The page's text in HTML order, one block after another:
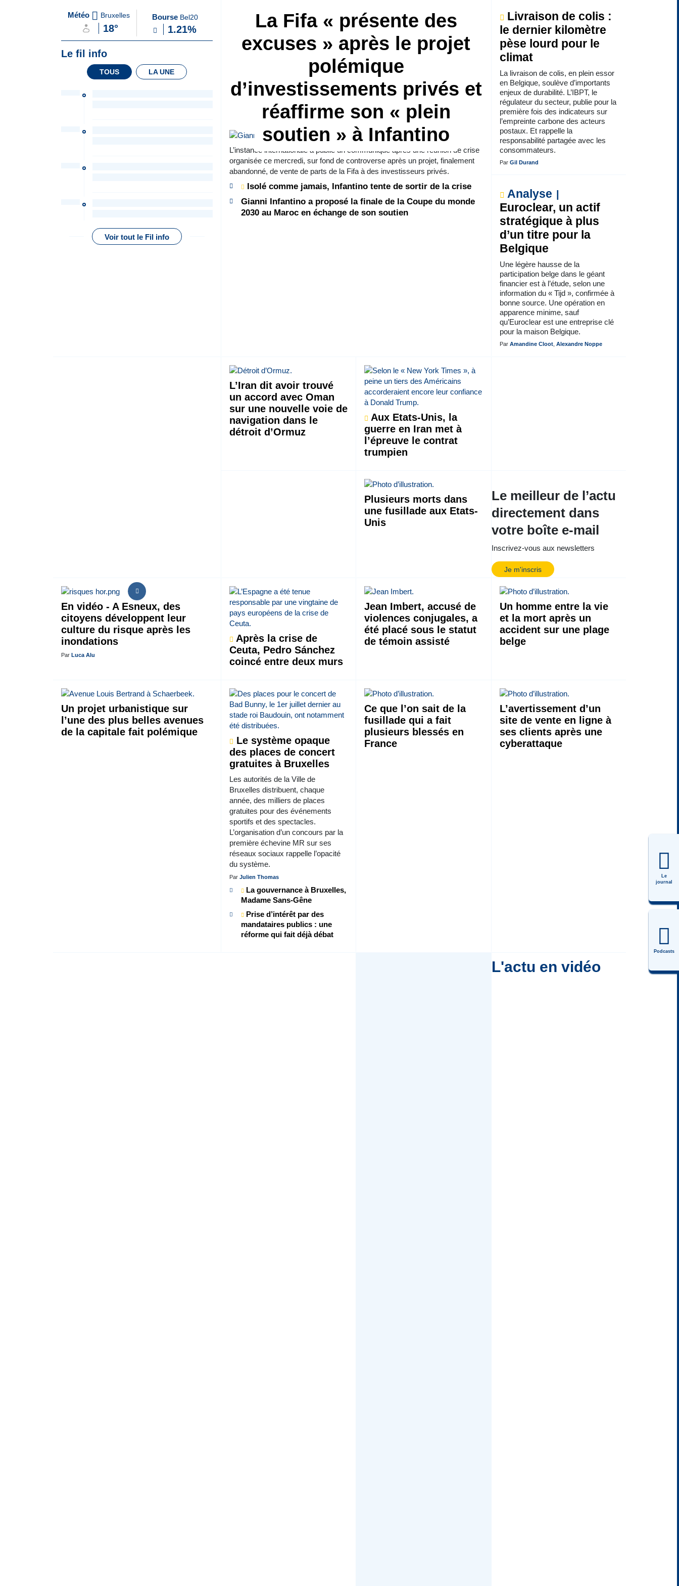
Le
journal
Podcasts
du Soir
Une
La Fifa « présente des
excuses » après le projet
polémique
d’investissements privés et
réaffirme son « plein
soutien » à Infantino
L’instance internationale a publié un communiqué après une réunion de crise
organisée ce mercredi, sur fond de controverse après un projet, finalement
abandonné, de vente de parts de la Fifa à des investisseurs privés.
Isolé comme jamais, Infantino tente de sortir de la crise
Gianni Infantino a proposé la finale de la Coupe du monde
2030 au Maroc en échange de son soutien
Livraison de colis :
le dernier kilomètre
pèse lourd pour le
climat
La livraison de colis, en plein essor
en Belgique, soulève d’importants
enjeux de durabilité. L’IBPT, le
régulateur du secteur, publie pour la
première fois des indicateurs sur
l’empreinte carbone des acteurs
postaux. Et rappelle la
responsabilité partagée avec les
consommateurs.
Par Gil Durand
Analyse
Euroclear, un actif
stratégique à plus
d’un titre pour la
Belgique
Une légère hausse de la
participation belge dans le géant
financier est à l’étude, selon une
information du « Tijd », confirmée à
bonne source. Une opération en
apparence minime, sauf
qu’Euroclear est une entreprise clé
pour la maison Belgique.
Par Amandine Cloot, Alexandre Noppe
L’Iran dit avoir trouvé
un accord avec Oman
sur une nouvelle voie de
navigation dans le
détroit d’Ormuz
Aux Etats-Unis, la
guerre en Iran met à
l’épreuve le contrat
trumpien
Plusieurs morts dans
une fusillade aux Etats-
Unis
Météo Bruxelles
18°
Bourse Bel20
1.21%
Le fil info
LA UNE
TOUS
Voir tout le Fil info
Le meilleur de l’actu
directement dans
votre boîte e-mail
Inscrivez-vous aux newsletters
Je m'inscris
En vidéo - A Esneux, des
citoyens développent leur
culture du risque après les
inondations
Par Luca Alu
Après la crise de
Ceuta, Pedro Sánchez
coincé entre deux murs
Jean Imbert, accusé de
violences conjugales, a
été placé sous le statut
de témoin assisté
Un homme entre la vie
et la mort après un
accident sur une plage
belge
Un projet urbanistique sur
l’une des plus belles avenues
de la capitale fait polémique
Le système opaque
des places de concert
gratuites à Bruxelles
Les autorités de la Ville de
Bruxelles distribuent, chaque
année, des milliers de places
gratuites pour des événements
sportifs et des spectacles.
L’organisation d’un concours par la
première échevine MR sur ses
réseaux sociaux rappelle l’opacité
du système.
Par Julien Thomas
La gouvernance à Bruxelles,
Madame Sans-Gêne
Prise d’intérêt par des
mandataires publics : une
réforme qui fait déjà débat
Ce que l’on sait de la
fusillade qui a fait
plusieurs blessés en
France
L’avertissement d’un
site de vente en ligne à
ses clients après une
cyberattaque
L'actu en vidéo